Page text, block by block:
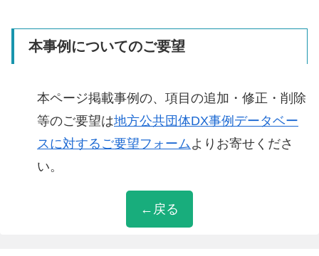
←戻る
本事例についてのご要望
本ページ掲載事例の、項目の追加・修正・削除
等のご要望は地方公共団体DX事例データベー
スに対するご要望フォームよりお寄せくださ
い。